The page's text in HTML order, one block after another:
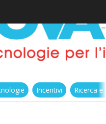
Incentivi Ricerca